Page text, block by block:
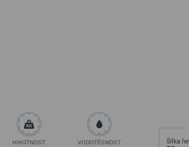
HMOTNOST VODOTĚSNOST Šířka